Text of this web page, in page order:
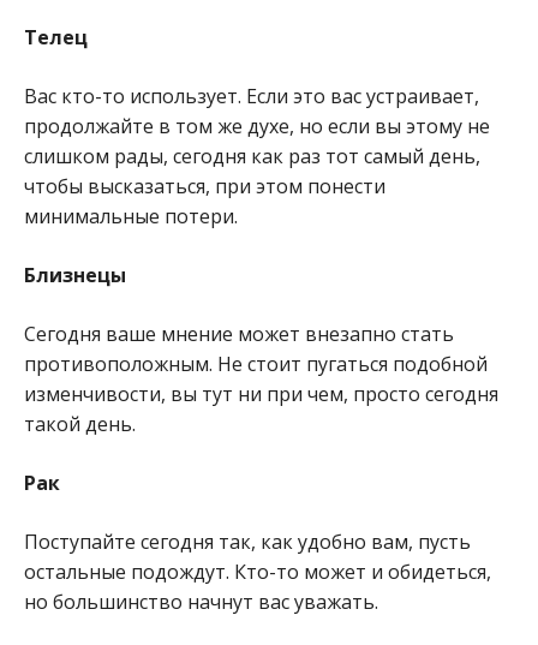
Телец
Вас кто-то использует. Если это вас устраивает,
продолжайте в том же духе, но если вы этому не
слишком рады, сегодня как раз тот самый день,
чтобы высказаться, при этом понести
минимальные потери.
Близнецы
Сегодня ваше мнение может внезапно стать
противоположным. Не стоит пугаться подобной
изменчивости, вы тут ни при чем, просто сегодня
такой день.
Рак
Поступайте сегодня так, как удобно вам, пусть
остальные подождут. Кто-то может и обидеться,
но большинство начнут вас уважать.